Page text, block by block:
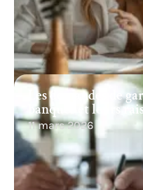
Les demandes de
banques et leurs
11 mars 2026